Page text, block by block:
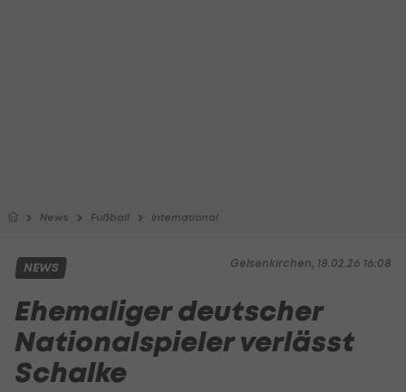
News Fußball International
Gelsenkirchen, 18.02.26 16:08
NEWS
Ehemaliger deutscher
Nationalspieler verlässt
Schalke